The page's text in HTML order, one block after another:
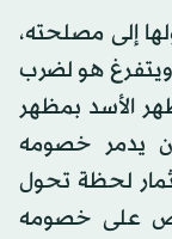
إلى مصلحته،
هو لضرب
الأسد بمظهر
أن يدمر خصومه
لحظة تحول
على خصومه